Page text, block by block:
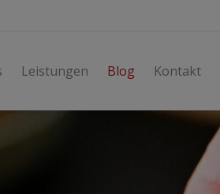
Leistungen Blog Kontakt